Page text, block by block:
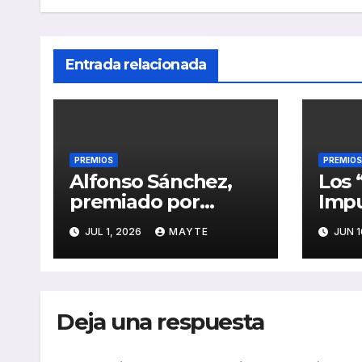
Entrada relacionada
PREMIOS
Alfonso Sánchez,
premiado por
liderar la
transformación
digital y sostenible
JUL 1, 2026 MAYTE
PREMIOS
Los
JUN
Deja una respuesta